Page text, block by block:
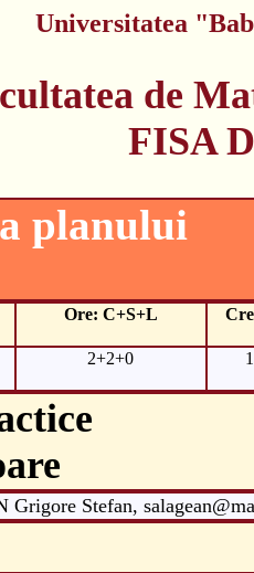
Universitatea
de
FISA
planului
Ore: C+S+L
2+2+0
Stefan,